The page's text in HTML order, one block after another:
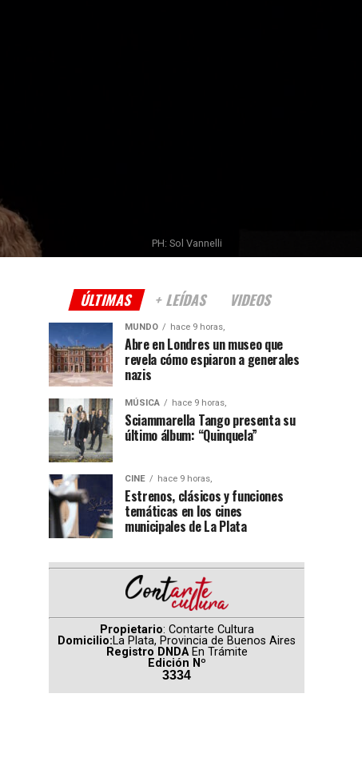
PH: Sol Vannelli
ÚLTIMAS + LEÍDAS VIDEOS
MUNDO hace 9 horas,
Abre en Londres un museo que
revela cómo espiaron a generales
nazis
MÚSICA hace 9 horas,
Sciammarella Tango presenta su
último álbum: “Quinquela”
CINE hace 9 horas,
Estrenos, clásicos y funciones
temáticas en los cines
municipales de La Plata
Propietario: Contarte Cultura
Domicilio:La Plata, Provincia de Buenos Aires
Registro DNDA En Trámite
Edición Nº
3334